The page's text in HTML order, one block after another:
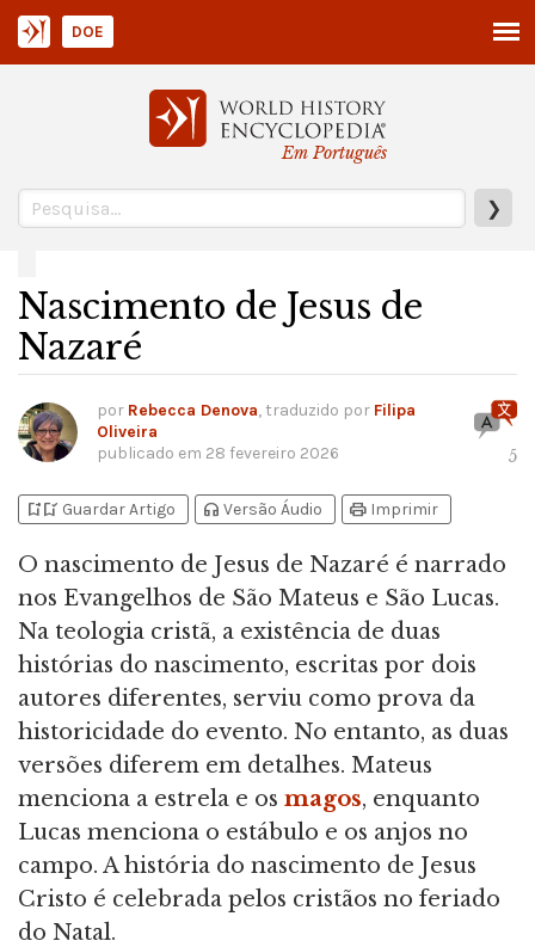
Em Português
❯
DOE
Nascimento de Jesus de
Nazaré
por Rebecca Denova, traduzido por Filipa
Oliveira
publicado em 28 fevereiro 2026 5
bookmark_addbookmark_added Guardar Artigo headphones Versão Áudio print Imprimir
O nascimento de Jesus de Nazaré é narrado
nos Evangelhos de São Mateus e São Lucas.
Na teologia cristã, a existência de duas
histórias do nascimento, escritas por dois
autores diferentes, serviu como prova da
historicidade do evento. No entanto, as duas
versões diferem em detalhes. Mateus
menciona a estrela e os magos, enquanto
Lucas menciona o estábulo e os anjos no
campo. A história do nascimento de Jesus
Cristo é celebrada pelos cristãos no feriado
do Natal.